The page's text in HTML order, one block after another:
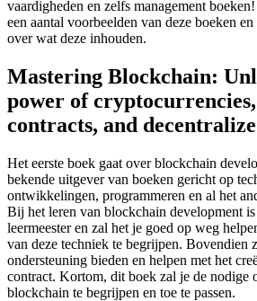
vaardigheden en zelfs management
een aantal voorbeelden van deze boeken
over wat deze inhouden.
Mastering Blockchain:
power of
contracts, and
Het eerste boek gaat over blockchain
bekende uitgever van boeken gericht op
ontwikkelingen, programmeren en al het
Bij het leren van blockchain development
leermeester en zal het je goed op weg
van deze techniek te begrijpen. Bovendien
ondersteuning bieden en helpen met het
contract. Kortom, dit boek zal je de nodige
blockchain te begrijpen en toe te passen.